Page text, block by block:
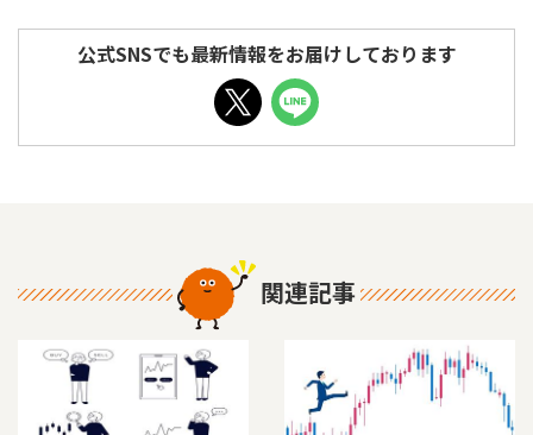
公式SNSでも最新情報をお届けしております
関連記事